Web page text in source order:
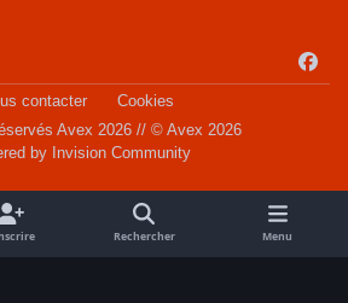
a
o
k
contacter
Cookies
Avex 2026 // © Avex 2026
by Invision Community
Rechercher Menu